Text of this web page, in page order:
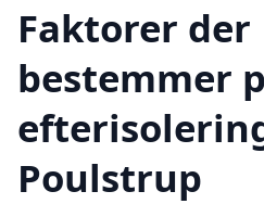
Faktorer der
bestemmer
Poulstrup